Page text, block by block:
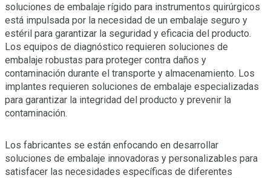
soluciones de embalaje rígido para instrumentos quirúrgicos
está impulsada por la necesidad de un embalaje seguro y
estéril para garantizar la seguridad y eficacia del producto.
Los equipos de diagnóstico requieren soluciones de
embalaje robustas para proteger contra daños y
contaminación durante el transporte y almacenamiento. Los
implantes requieren soluciones de embalaje especializadas
para garantizar la integridad del producto y prevenir la
contaminación.
Los fabricantes se están enfocando en desarrollar
soluciones de embalaje innovadoras y personalizables para
satisfacer las necesidades específicas de diferentes